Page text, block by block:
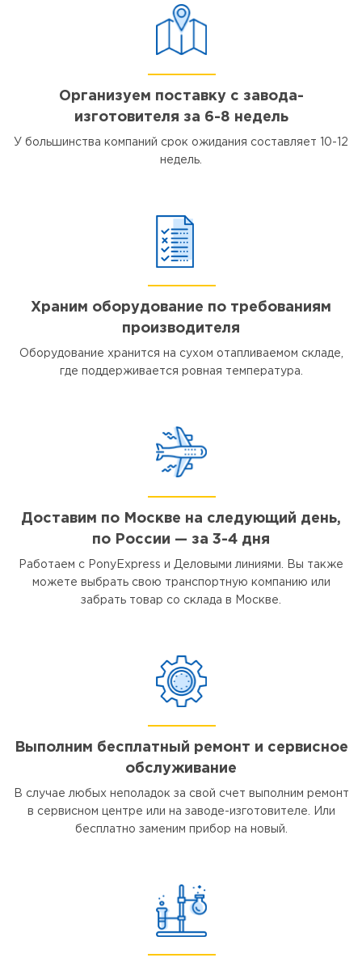
Организуем поставку с завода-
изготовителя за 6-8 недель
У большинства компаний срок ожидания составляет 10-12
недель.
Храним оборудование по требованиям
производителя
Оборудование хранится на сухом отапливаемом складе,
где поддерживается ровная температура.
Доставим по Москве на следующий день,
по России — за 3-4 дня
Работаем с PonyExpress и Деловыми линиями. Вы также
можете выбрать свою транспортную компанию или
забрать товар со склада в Москве.
Выполним бесплатный ремонт и сервисное
обслуживание
В случае любых неполадок за свой счет выполним ремонт
в сервисном центре или на заводе-изготовителе. Или
бесплатно заменим прибор на новый.